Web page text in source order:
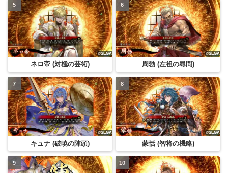
ネロ帝 (対極の芸術) 周勃 (左袒の尋問)
キュナ (破暁の陣頭) 蒙恬 (智将の機略)